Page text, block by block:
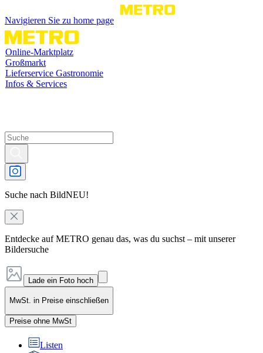
Navigieren Sie zu home page
Online-Marktplatz
Großmarkt
Lieferservice Gastronomie
Infos & Services
Suche nach BildNEU!
Entdecke auf METRO genau das, was du suchst – mit unserer
Bildersuche
Lade ein Foto hoch
MwSt. in Preise einschließen
Preise ohne MwSt
Listen